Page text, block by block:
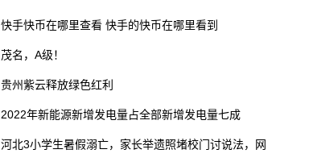
快手快币在哪里查看 快手的快币在哪里看到
茂名，A级！
贵州紫云释放绿色红利
2022年新能源新增发电量占全部新增发电量七成
河北3小学生暑假溺亡，家长举遗照堵校门讨说法，网